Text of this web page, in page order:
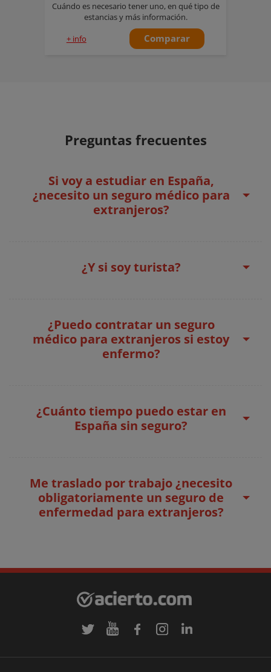
Cuándo es necesario tener uno, en qué tipo de
estancias y más información.
+ info Comparar
Preguntas frecuentes
Si voy a estudiar en España,
¿necesito un seguro médico para
extranjeros?
¿Y si soy turista?
¿Puedo contratar un seguro
médico para extranjeros si estoy
enfermo?
¿Cuánto tiempo puedo estar en
España sin seguro?
Me traslado por trabajo ¿necesito
obligatoriamente un seguro de
enfermedad para extranjeros?